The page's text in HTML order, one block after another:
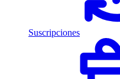
Suscripciones